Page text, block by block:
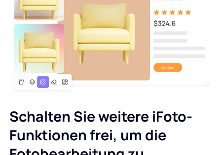
Schalten Sie weitere iFoto-
Funktionen frei, um die